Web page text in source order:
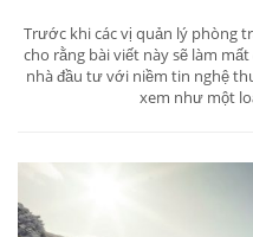
Trước khi các vị quản lý phòng
cho rằng bài viết này sẽ làm
nhà đầu tư với niềm tin nghệ
xem như một